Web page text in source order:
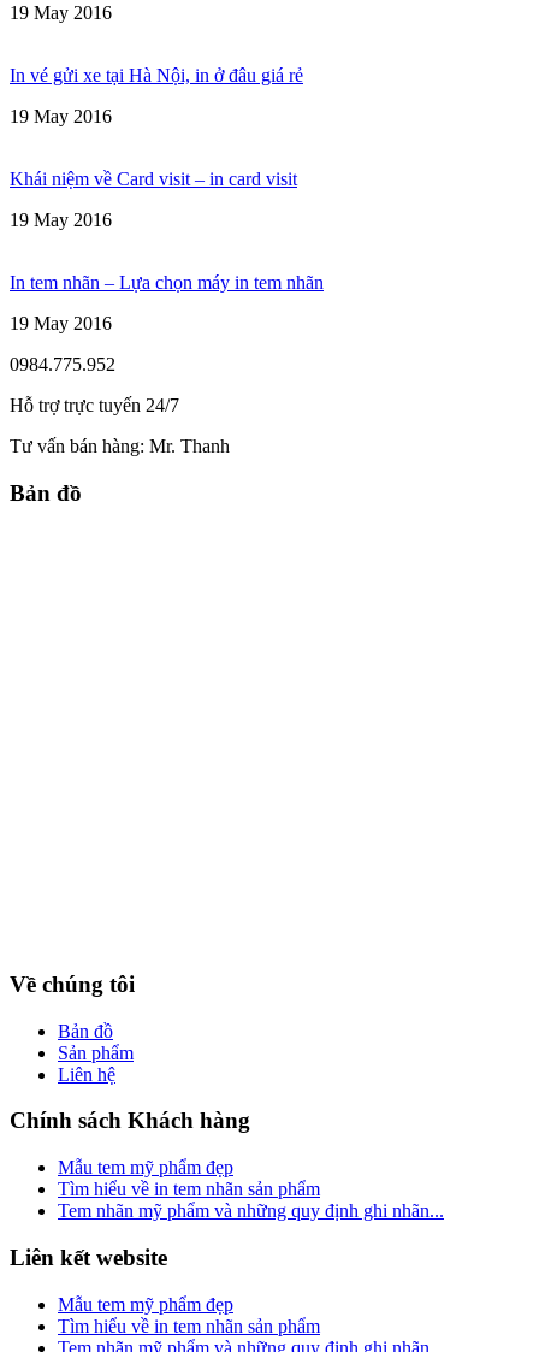
19 May 2016
In vé gửi xe tại Hà Nội, in ở đâu giá rẻ
19 May 2016
Khái niệm về Card visit – in card visit
19 May 2016
In tem nhãn – Lựa chọn máy in tem nhãn
19 May 2016
0984.775.952
Hỗ trợ trực tuyến 24/7
Tư vấn bán hàng: Mr. Thanh
Bản đồ
Về chúng tôi
Bản đồ
Sản phẩm
Liên hệ
Chính sách Khách hàng
Mẫu tem mỹ phẩm đẹp
Tìm hiểu về in tem nhãn sản phẩm
Tem nhãn mỹ phẩm và những quy định ghi nhãn...
Liên kết website
Mẫu tem mỹ phẩm đẹp
Tìm hiểu về in tem nhãn sản phẩm
Tem nhãn mỹ phẩm và những quy định ghi nhãn...